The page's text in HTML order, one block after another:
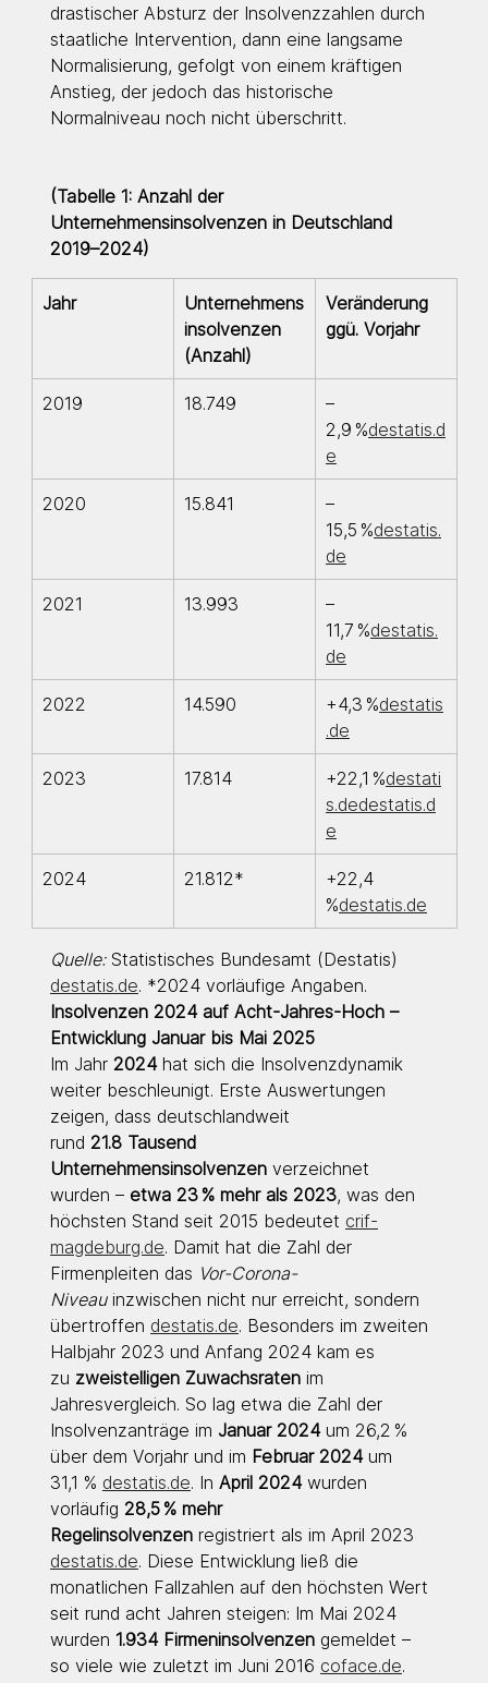
drastischer Absturz der Insolvenzzahlen durch
staatliche Intervention, dann eine langsame
Normalisierung, gefolgt von einem kräftigen
Anstieg, der jedoch das historische
Normalniveau noch nicht überschritt.
(Tabelle 1: Anzahl der
Unternehmensinsolvenzen in Deutschland
2019–2024)
Jahr
Unternehmens
insolvenzen
(Anzahl)
Veränderung
ggü. Vorjahr
2019 18.749
–
2,9 %destatis.d
e
2020 15.841
–
15,5 %destatis.
de
2021 13.993
–
11,7 %destatis.
de
2022 14.590 +4,3 %destatis
.de
2023 17.814 +22,1 %destati
s.dedestatis.d
e
2024 21.812*
+22,4
%destatis.de
Quelle: Statistisches Bundesamt (Destatis)
destatis.de. *2024 vorläufige Angaben.
Insolvenzen 2024 auf Acht-Jahres-Hoch –
Entwicklung Januar bis Mai 2025
Im Jahr 2024 hat sich die Insolvenzdynamik
weiter beschleunigt. Erste Auswertungen
zeigen, dass deutschlandweit
rund 21.8 Tausend
Unternehmensinsolvenzen verzeichnet
wurden – etwa 23 % mehr als 2023, was den
höchsten Stand seit 2015 bedeutet crif-
magdeburg.de. Damit hat die Zahl der
Firmenpleiten das Vor-Corona-
Niveau inzwischen nicht nur erreicht, sondern
übertroffen destatis.de. Besonders im zweiten
Halbjahr 2023 und Anfang 2024 kam es
zu zweistelligen Zuwachsraten im
Jahresvergleich. So lag etwa die Zahl der
Insolvenzanträge im Januar 2024 um 26,2 %
über dem Vorjahr und im Februar 2024 um
31,1 % destatis.de. In April 2024 wurden
vorläufig 28,5 % mehr
Regelinsolvenzen registriert als im April 2023
destatis.de. Diese Entwicklung ließ die
monatlichen Fallzahlen auf den höchsten Wert
seit rund acht Jahren steigen: Im Mai 2024
wurden 1.934 Firmeninsolvenzen gemeldet –
so viele wie zuletzt im Juni 2016 coface.de.